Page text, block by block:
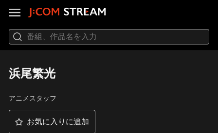
浜尾繁光
アニメスタッフ
お気に入りに追加